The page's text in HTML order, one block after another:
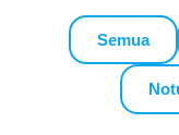
Semua